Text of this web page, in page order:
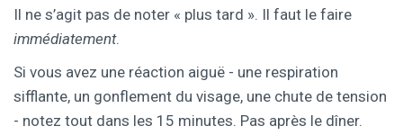
Il ne s’agit pas de noter « plus tard ». Il faut le faire
immédiatement.
Si vous avez une réaction aiguë - une respiration
sifflante, un gonflement du visage, une chute de tension
- notez tout dans les 15 minutes. Pas après le dîner.